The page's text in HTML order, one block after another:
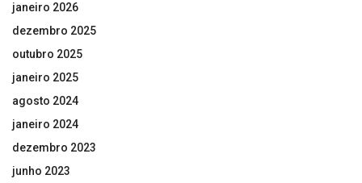
janeiro 2026
dezembro 2025
outubro 2025
janeiro 2025
agosto 2024
janeiro 2024
dezembro 2023
junho 2023